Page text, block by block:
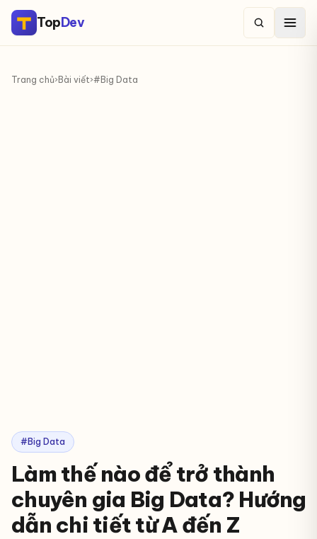
TopDev
Trang chủ› Bài viết›#Big Data
#Big Data
Làm thế nào để trở thành
chuyên gia Big Data? Hướng
dẫn chi tiết từ A đến Z